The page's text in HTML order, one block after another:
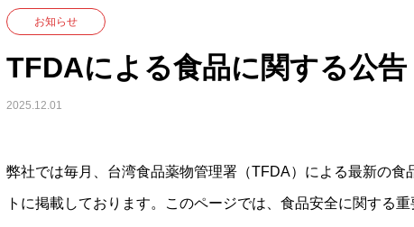
お知らせ
TFDAによる食品に関する公
2025.12.01
弊社では毎月、台湾食品薬物管理署（TFDA）による最新の食
トに掲載しております。このページでは、食品安全に関する